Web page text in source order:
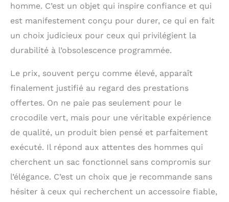
homme. C’est un objet qui inspire confiance et qui
est manifestement conçu pour durer, ce qui en fait
un choix judicieux pour ceux qui privilégient la
durabilité à l’obsolescence programmée.
Le prix, souvent perçu comme élevé, apparaît
finalement justifié au regard des prestations
offertes. On ne paie pas seulement pour le
crocodile vert, mais pour une véritable expérience
de qualité, un produit bien pensé et parfaitement
exécuté. Il répond aux attentes des hommes qui
cherchent un sac fonctionnel sans compromis sur
l’élégance. C’est un choix que je recommande sans
hésiter à ceux qui recherchent un accessoire fiable,